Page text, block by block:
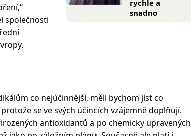
rychle a
snadno
společnosti
co nejúčinnější, měli bychom jíst co
se ve svých účincích vzájemně doplňují.
antioxidantů a po chemicky upravených